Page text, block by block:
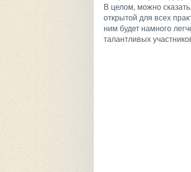
В целом, можно
открытой для всех
ним будет намного
талантливых